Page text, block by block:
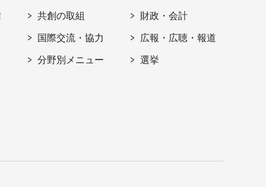
共創の取組
国際交流・協力
分野別メニュー
財政・会計
広報・広聴・報道
選挙